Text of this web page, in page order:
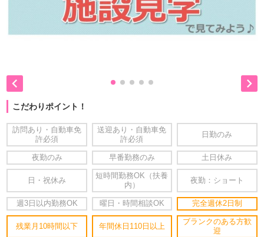
 
こだわりポイント！
訪問あり・自動車免
許必須
送迎あり・自動車免
許必須
日勤のみ
夜勤のみ 早番勤務のみ 土日休み
日・祝休み
短時間勤務OK（扶養
内）
夜勤：ショート
週3日以内勤務OK 曜日・時間相談OK 完全週休2日制
残業月10時間以下 年間休日110日以上
ブランクのある方歓
迎